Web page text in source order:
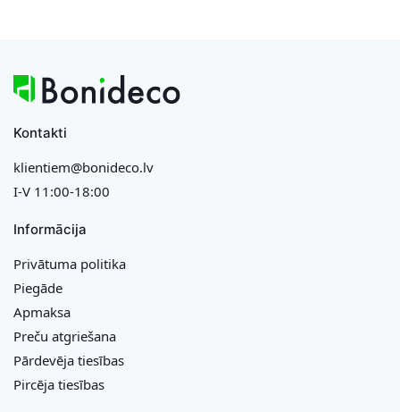
Kontakti
klientiem@bonideco.lv
I-V 11:00-18:00
Informācija
Privātuma politika
Piegāde
Apmaksa
Preču atgriešana
Pārdevēja tiesības
Pircēja tiesības